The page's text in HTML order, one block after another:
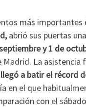
más
abrió sus puertas
y 1 de
Madrid. La asistencia
a batir el récord
en el que
con el